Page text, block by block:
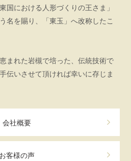
国における人形づくりの王さま」
名を賜り、「東玉」へ改称したこ
まれた岩槻で培った、伝統技術で
伝いさせて頂ければ幸いに存じま
会社概要
お客様の声